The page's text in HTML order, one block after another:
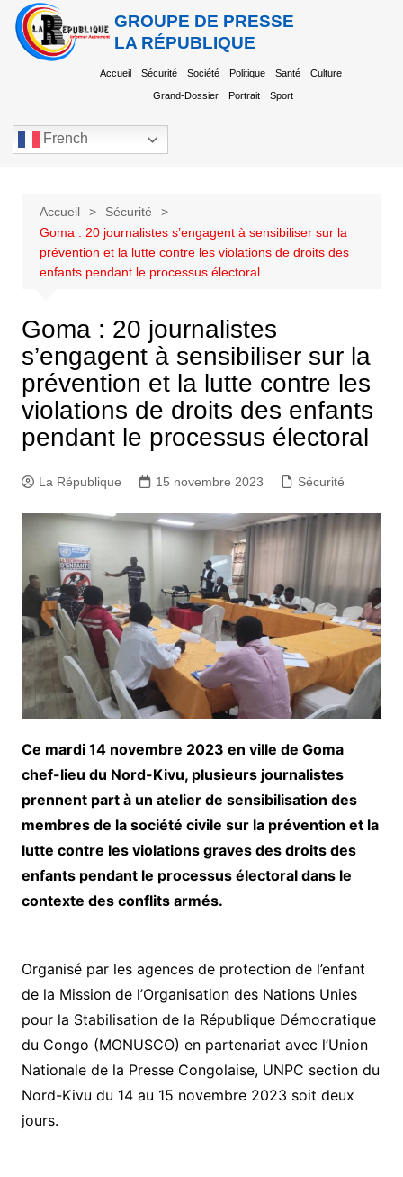
GROUPE DE PRESSE
LA RÉPUBLIQUE
Accueil Sécurité Société Politique Santé Culture
Grand-Dossier Portrait Sport
French
Accueil
Sécurité
Goma : 20 journalistes s’engagent à sensibiliser sur la
prévention et la lutte contre les violations de droits des
enfants pendant le processus électoral
Goma : 20 journalistes
s’engagent à sensibiliser sur la
prévention et la lutte contre les
violations de droits des enfants
pendant le processus électoral
La République 15 novembre 2023 Sécurité
Ce mardi 14 novembre 2023 en ville de Goma
chef-lieu du Nord-Kivu, plusieurs journalistes
prennent part à un atelier de sensibilisation des
membres de la société civile sur la prévention et la
lutte contre les violations graves des droits des
enfants pendant le processus électoral dans le
contexte des conflits armés.
Organisé par les agences de protection de l’enfant
de la Mission de l’Organisation des Nations Unies
pour la Stabilisation de la République Démocratique
du Congo (MONUSCO) en partenariat avec l’Union
Nationale de la Presse Congolaise, UNPC section du
Nord-Kivu du 14 au 15 novembre 2023 soit deux
jours.